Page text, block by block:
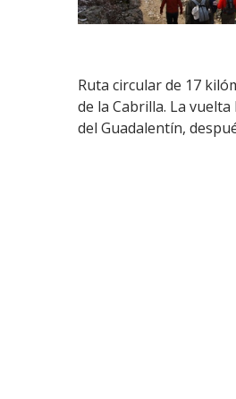
Ruta circular de 17
de la Cabrilla. La
del Guadalentín,